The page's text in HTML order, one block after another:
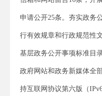
申请公开25条。夯实政务
行有效规章和行政规范性
基层政务公开事项标准目
政府网站和政务新媒体全
持互联网协议第六版（